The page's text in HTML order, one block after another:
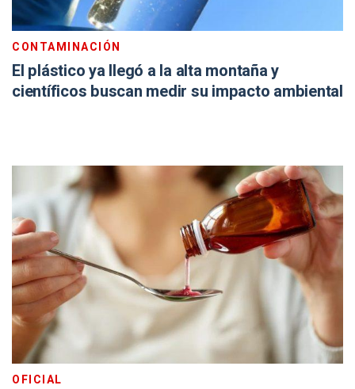
CONTAMINACIÓN
El plástico ya llegó a la alta montaña y
científicos buscan medir su impacto ambiental
OFICIAL